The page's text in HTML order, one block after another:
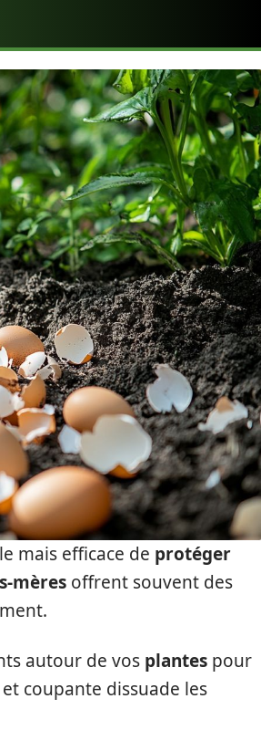
mais efficace de protéger
mères offrent souvent des
autour de vos plantes pour
coupante dissuade les